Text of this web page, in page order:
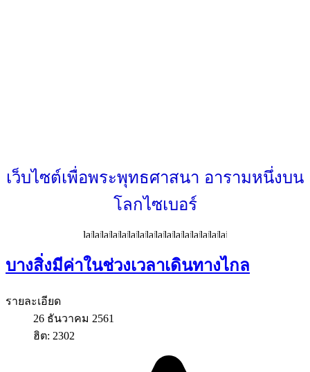
เว็บไซต์เพื่อพระพุทธศาสนา อารามหนึ่งบน
โลกไซเบอร์
บางสิ่งมีค่าในช่วงเวลาเดินทางไกล
รายละเอียด
26 ธันวาคม 2561
ฮิต: 2302